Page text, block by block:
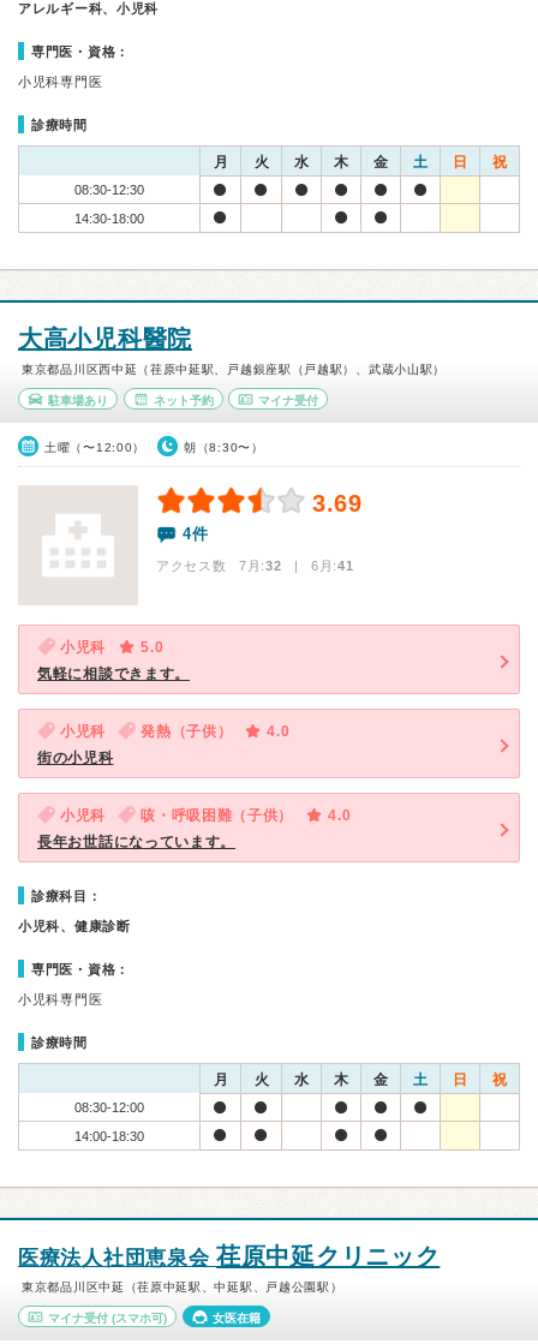
アレルギー科、小児科
専門医・資格：
小児科専門医
診療時間
月 火 水 木 金 土 日 祝
08:30-12:30
14:30-18:00
大高小児科醫院
東京都品川区西中延（荏原中延駅、戸越銀座駅（戸越駅）、武蔵小山駅）
駐車場あり ネット予約 マイナ受付
土曜（〜12:00） 朝（8:30〜）
3.69
4件
アクセス数 7月:32 | 6月:41
小児科
5.0
気軽に相談できます。
小児科 発熱（子供）
4.0
街の小児科
小児科 咳・呼吸困難（子供）
4.0
長年お世話になっています。
診療科目：
小児科、健康診断
専門医・資格：
小児科専門医
診療時間
月 火 水 木 金 土 日 祝
08:30-12:00
14:00-18:30
医療法人社団恵泉会 荏原中延クリニック
東京都品川区中延（荏原中延駅、中延駅、戸越公園駅）
マイナ受付 (スマホ可) 女医在籍